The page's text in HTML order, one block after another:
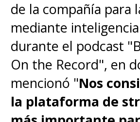
de la compañía para
mediante
durante el podcast
On the Record", en
mencionó "Nos
la plataforma de